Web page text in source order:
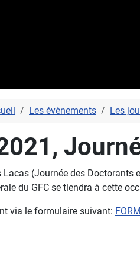
Les évènements Les
Lacas (Journée des
du GFC se tiendra à cette
via le formulaire suivant:
Journée François Lacas